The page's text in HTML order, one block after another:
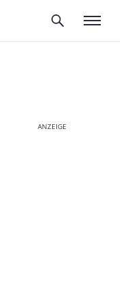
ANZEIGE